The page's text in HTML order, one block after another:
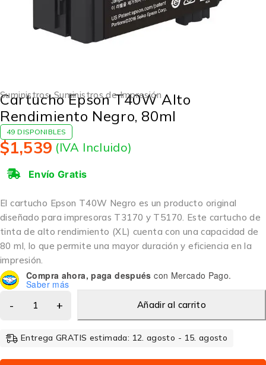
Suministros,Suministros de Impresión
Cartucho Epson T40W Alto
Rendimiento Negro, 80ml
49 DISPONIBLES
$1,539 (IVA Incluido)
Envío Gratis
El cartucho Epson T40W Negro es un producto original
diseñado para impresoras T3170 y T5170. Este cartucho de
tinta de alto rendimiento (XL) cuenta con una capacidad de
80 ml, lo que permite una mayor duración y eficiencia en la
impresión.
Compra ahora, paga después con Mercado Pago.
Saber más
Añadir al carrito
Entrega GRATIS estimada: 12. agosto - 15. agosto